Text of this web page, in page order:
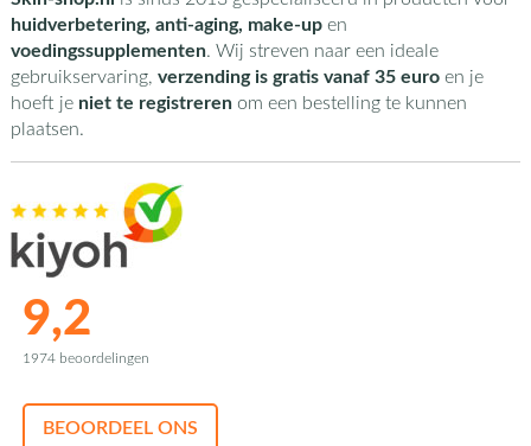
huidverbetering, anti-aging, make-upen
voedingssupplementen. Wij streven naar een ideale
gebruikservaring, verzending is gratis vanaf 35 euroen je
hoeft je niet te registrerenom een bestelling te kunnen
plaatsen.
9,2
1974 beoordelingen
BEOORDEEL ONS